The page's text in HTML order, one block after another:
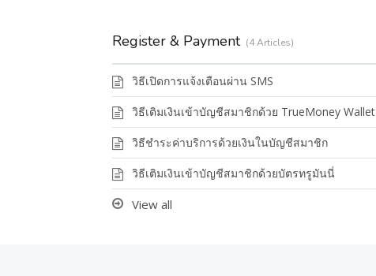
Register & Payment 4 Articles
วิธีเปิดการแจ้งเตือนผ่าน SMS
วิธีเติมเงินเข้าบัญชีสมาชิกด้วย TrueMoney Wallet
วิธีชำระค่าบริการด้วยเงินในบัญชีสมาชิก
วิธีเติมเงินเข้าบัญชีสมาชิกด้วยบัตรทรูมันนี่
View all